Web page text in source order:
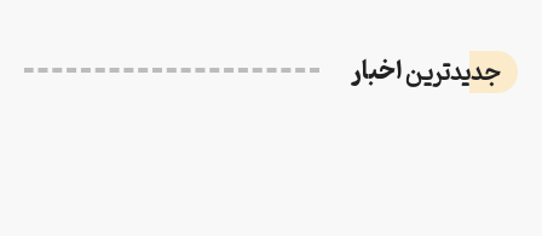
جدیدتریناخبار